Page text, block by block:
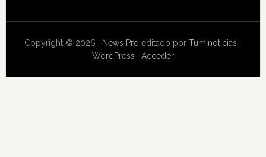
web
Copyright © 2026 · News Pro editado porTuminoticias ·
WordPress · Acceder